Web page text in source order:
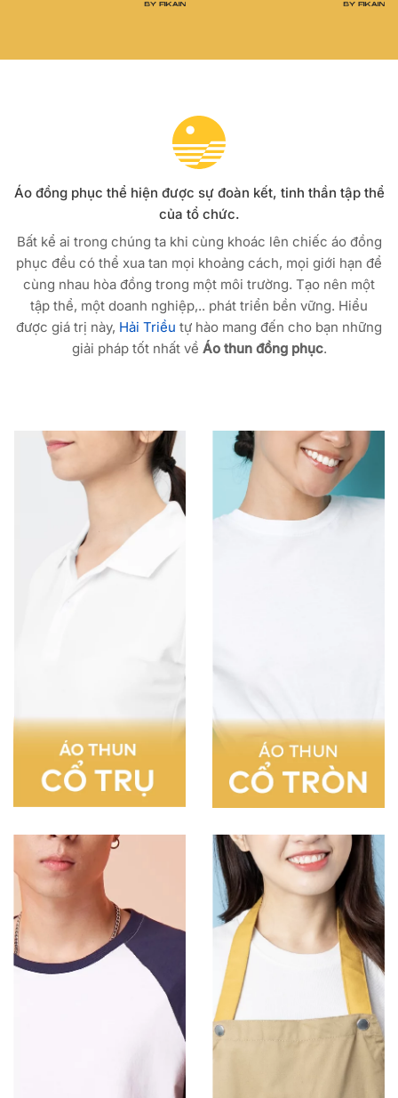
Áo đồng phục thể hiện được sự đoàn kết, tinh thần tập thể
của tổ chức.
Bất kể ai trong chúng ta khi cùng khoác lên chiếc áo đồng
phục đều có thể xua tan mọi khoảng cách, mọi giới hạn để
cùng nhau hòa đồng trong một môi trường. Tạo nên một
tập thể, một doanh nghiệp,.. phát triển bền vững. Hiểu
được giá trị này, Hải Triều tự hào mang đến cho bạn những
giải pháp tốt nhất về Áo thun đồng phục.